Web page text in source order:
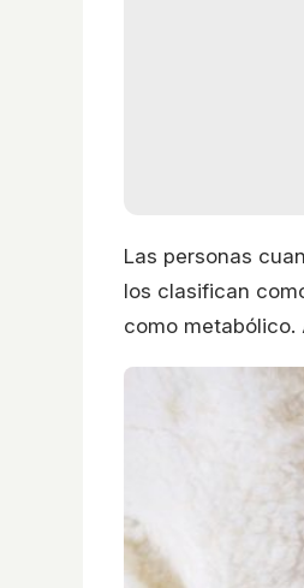
Las personas
los clasifican
como metabólico.